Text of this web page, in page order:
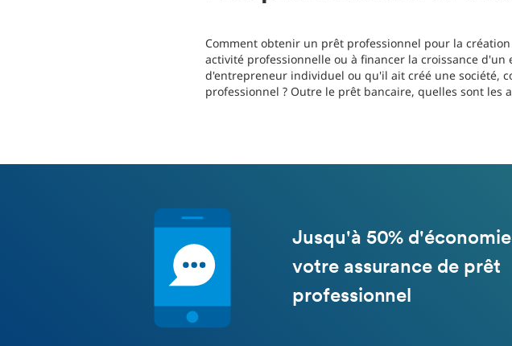
Comment obtenir un prêt professionnel pour la
activité professionnelle ou à financer la croissance
d'entrepreneur individuel ou qu'il ait créé une société,
professionnel ? Outre le prêt bancaire, quelles sont les
Jusqu'à 50%
votre assurance de prêt
professionnel